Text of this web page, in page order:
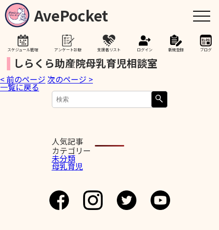
AvePocket
スケジュール管理 アンケート診断 支援者リスト ログイン 新規登録 ブログ
トップ
赤ちゃんが生まれたら
授乳期間を通して
助産院検索
卒乳を考え始めたら
しらくら助産院母乳育児相談室
< 前のページ 次のページ >
一覧に戻る
人気記事
カテゴリー
未分類
母乳育児